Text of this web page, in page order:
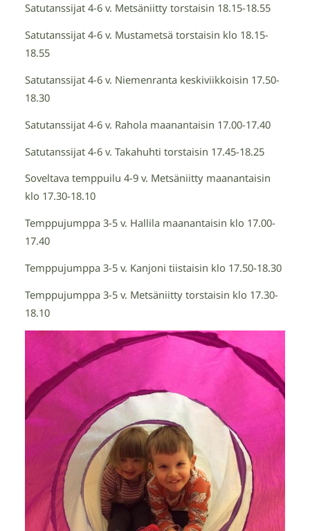
Satutanssijat 4-6 v. Metsäniitty torstaisin 18.15-18.55
Satutanssijat 4-6 v. Mustametsä torstaisin klo 18.15-
18.55
Satutanssijat 4-6 v. Niemenranta keskiviikkoisin 17.50-
18.30
Satutanssijat 4-6 v. Rahola maanantaisin 17.00-17.40
Satutanssijat 4-6 v. Takahuhti torstaisin 17.45-18.25
Soveltava temppuilu 4-9 v. Metsäniitty maanantaisin
klo 17.30-18.10
Temppujumppa 3-5 v. Hallila maanantaisin klo 17.00-
17.40
Temppujumppa 3-5 v. Kanjoni tiistaisin klo 17.50-18.30
Temppujumppa 3-5 v. Metsäniitty torstaisin klo 17.30-
18.10